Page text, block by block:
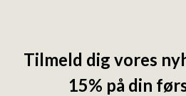
Tilmeld dig vores
15% på din